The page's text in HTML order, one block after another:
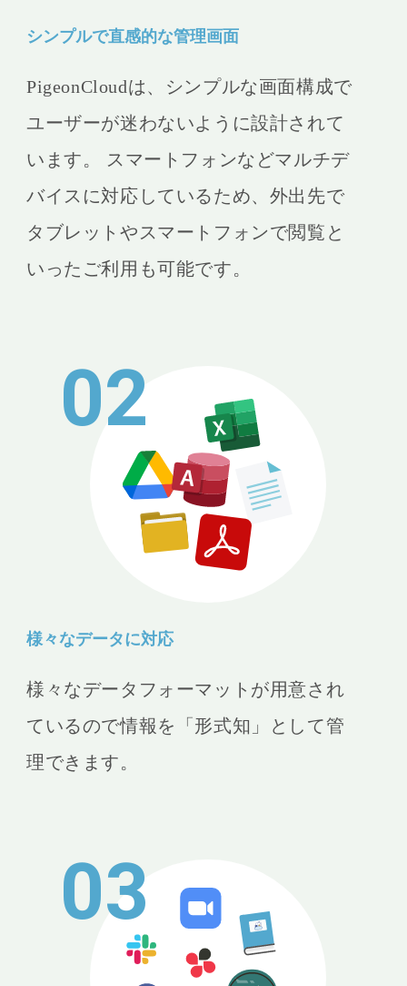
シンプルで直感的な管理画面
PigeonCloudは、シンプルな画面構成で
ユーザーが迷わないように設計されて
います。 スマートフォンなどマルチデ
バイスに対応しているため、外出先で
タブレットやスマートフォンで閲覧と
いったご利用も可能です。
02
様々なデータに対応
様々なデータフォーマットが用意され
ているので情報を「形式知」として管
理できます。
03